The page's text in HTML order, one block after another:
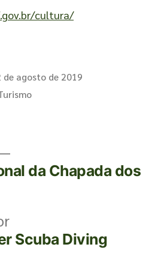
cultura/
de agosto de 2019
Scuba Diving
da Chapada dos